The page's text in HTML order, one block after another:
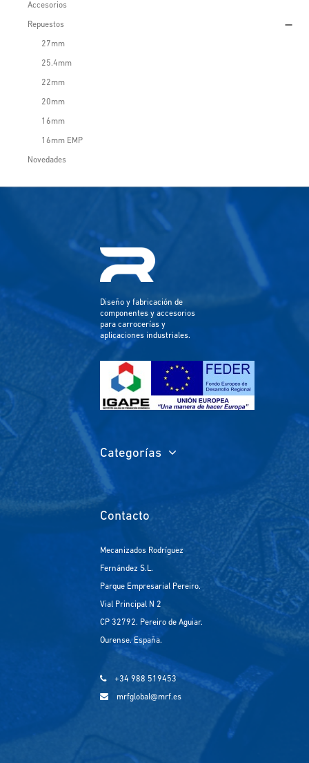
Accesorios
Repuestos
27mm
25.4mm
22mm
20mm
16mm
16mm EMP
Novedades
Diseño y fabricación de
componentes y accesorios
para carrocerías y
aplicaciones industriales.
Categorías
Contacto
Mecanizados Rodríguez
Fernández S.L.
Parque Empresarial Pereiro.
Vial Principal N 2
CP 32792. Pereiro de Aguiar.
Ourense. España.
+34 988 519453
mrfglobal@mrf.es